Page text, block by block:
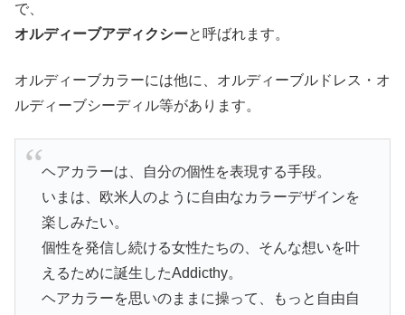
で、
オルディーブアディクシーと呼ばれます。
オルディーブカラーには他に、オルディーブルドレス・オ
ルディーブシーディル等があります。
ヘアカラーは、自分の個性を表現する手段。
いまは、欧米人のように自由なカラーデザインを
楽しみたい。
個性を発信し続ける女性たちの、そんな想いを叶
えるために誕生したAddicthy。
ヘアカラーを思いのままに操って、もっと自由自